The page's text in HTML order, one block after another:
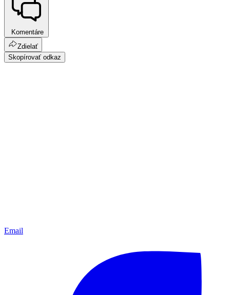
Komentáre
Zdielať
Skopírovať odkaz
Email